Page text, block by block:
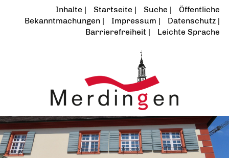
Inhalte Startseite Suche
Öffentliche
Bekanntmachungen
Impressum
Datenschutz
Barrierefreiheit
Leichte Sprache